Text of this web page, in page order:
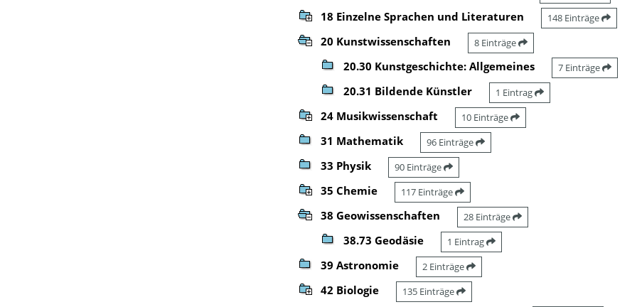
18 Einzelne Sprachen und Literaturen 148 Einträge
20 Kunstwissenschaften 8 Einträge
20.30 Kunstgeschichte: Allgemeines 7 Einträge
20.31 Bildende Künstler 1 Eintrag
24 Musikwissenschaft 10 Einträge
31 Mathematik 96 Einträge
33 Physik 90 Einträge
35 Chemie 117 Einträge
38 Geowissenschaften 28 Einträge
38.73 Geodäsie 1 Eintrag
39 Astronomie 2 Einträge
42 Biologie 135 Einträge